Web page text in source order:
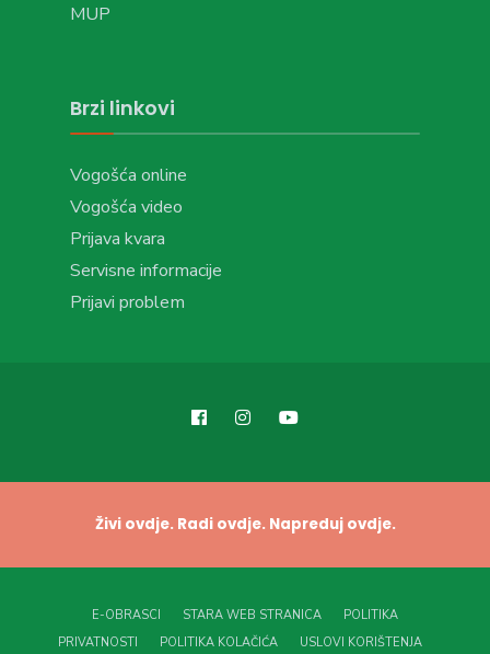
MUP
Brzi linkovi
Vogošća online
Vogošća video
Prijava kvara
Servisne informacije
Prijavi problem
Živi ovdje. Radi ovdje. Napreduj ovdje.
E-OBRASCI STARA WEB STRANICA
POLITIKA
PRIVATNOSTI
POLITIKA KOLAČIĆA USLOVI KORIŠTENJA